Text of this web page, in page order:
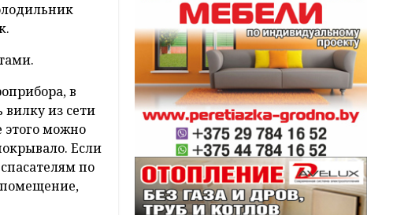
в
вилку из сети
можно
Если
по
помещение,